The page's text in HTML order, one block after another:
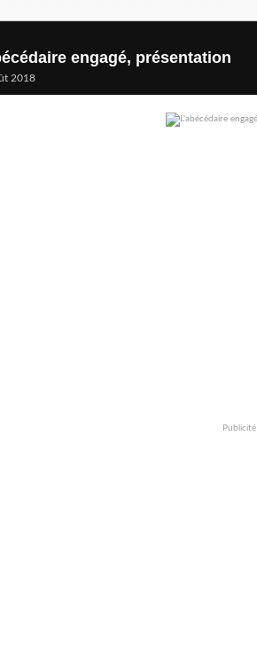
engagé, présentation
2018
Publicité